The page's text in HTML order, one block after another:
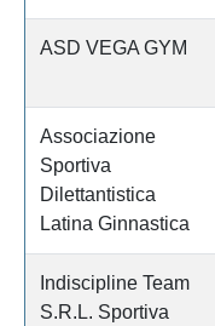
ASD VEGA GYM
Associazione
Sportiva
Dilettantistica
Latina Ginnastica
Indiscipline Team
S.R.L. Sportiva